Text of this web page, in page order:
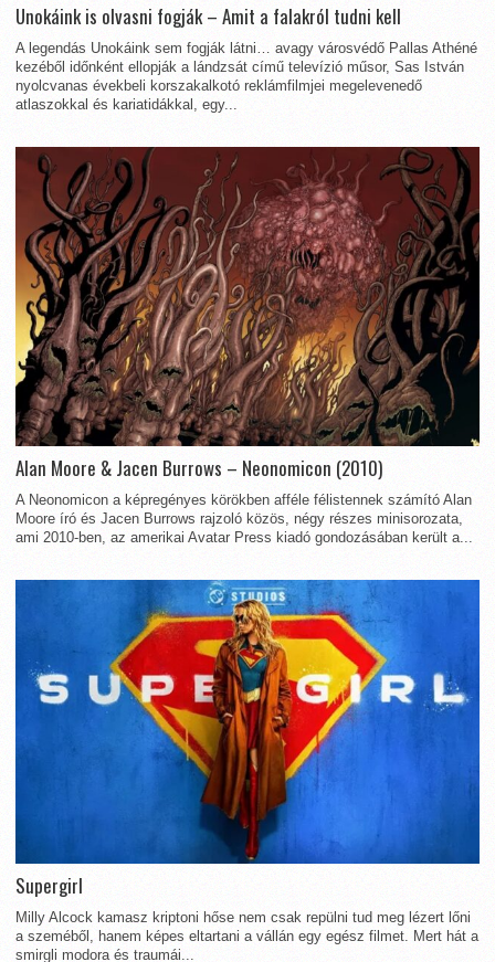
Unokáink is olvasni fogják – Amit a falakról tudni kell
A legendás Unokáink sem fogják látni… avagy városvédő Pallas Athéné
kezéből időnként ellopják a lándzsát című televízió műsor, Sas István
nyolcvanas évekbeli korszakalkotó reklámfilmjei megelevenedő
atlaszokkal és kariatidákkal, egy...
Alan Moore & Jacen Burrows – Neonomicon (2010)
A Neonomicon a képregényes körökben afféle félistennek számító Alan
Moore író és Jacen Burrows rajzoló közös, négy részes minisorozata,
ami 2010-ben, az amerikai Avatar Press kiadó gondozásában került a...
Supergirl
Milly Alcock kamasz kriptoni hőse nem csak repülni tud meg lézert lőni
a szeméből, hanem képes eltartani a vállán egy egész filmet. Mert hát a
smirgli modora és traumái...